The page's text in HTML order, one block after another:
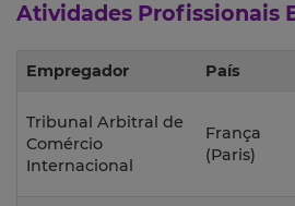
Atividades Profissionais
Empregador País
Tribunal Arbitral de
Comércio
Internacional
França
(Paris)